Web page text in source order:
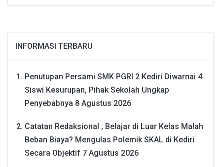
INFORMASI TERBARU
Penutupan Persami SMK PGRI 2 Kediri Diwarnai 4
Siswi Kesurupan, Pihak Sekolah Ungkap
Penyebabnya 8 Agustus 2026
Catatan Redaksional ; Belajar di Luar Kelas Malah
Beban Biaya? Mengulas Polemik SKAL di Kediri
Secara Objektif 7 Agustus 2026